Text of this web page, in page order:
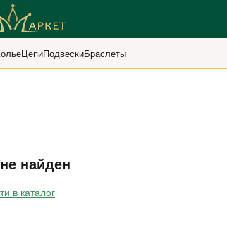
ЦепиПодвескиБраслеты
найден
в каталог